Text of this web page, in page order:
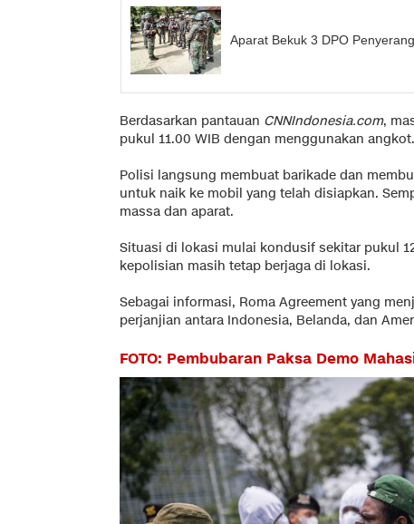
Aparat Bekuk 3 DPO
Berdasarkan pantauan CNNIndonesia.com,
pukul 11.00 WIB dengan menggunakan angkot.
Polisi langsung membuat barikade dan
untuk naik ke mobil yang telah disiapkan.
massa dan aparat.
Situasi di lokasi mulai kondusif sekitar pukul
kepolisian masih tetap berjaga di lokasi.
Sebagai informasi, Roma Agreement yang
perjanjian antara Indonesia, Belanda, dan
FOTO: Pembubaran Paksa Demo